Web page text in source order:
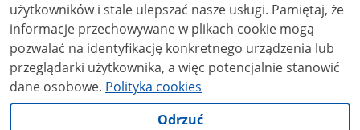
użytkowników i stale ulepszać nasze usługi. Pamiętaj, że
informacje przechowywane w plikach cookie mogą
pozwalać na identyfikację konkretnego urządzenia lub
przeglądarki użytkownika, a więc potencjalnie stanowić
dane osobowe. Polityka cookies
Odrzuć